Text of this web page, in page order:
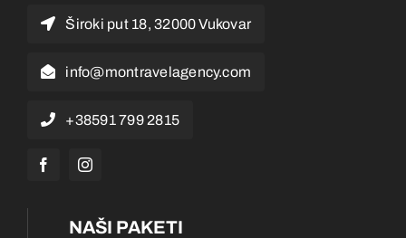
Široki put 18, 32000 Vukovar
info@montravelagency.com
+38591 799 2815
NAŠI PAKETI